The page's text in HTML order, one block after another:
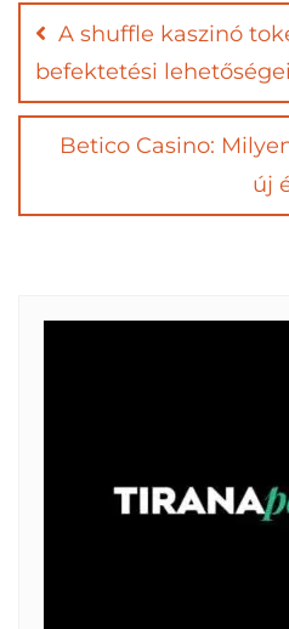
navigation
A shuffle kaszinó
befektetési lehetőségei
Betico Casino:
új